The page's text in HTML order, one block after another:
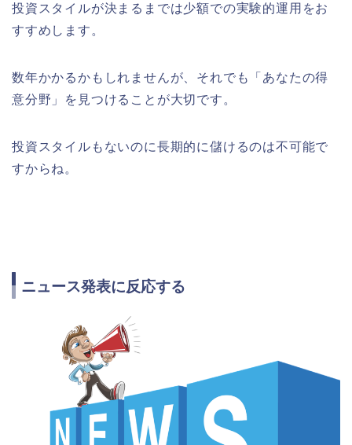
投資スタイルが決まるまでは少額での実験的運用をお
すすめします。
数年かかるかもしれませんが、それでも「あなたの得
意分野」を見つけることが大切です。
投資スタイルもないのに長期的に儲けるのは不可能で
すからね。
ニュース発表に反応する